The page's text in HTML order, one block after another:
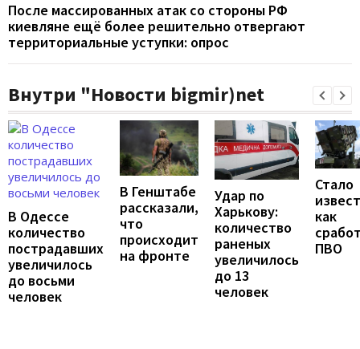
После массированных атак со стороны РФ
киевляне ещё более решительно отвергают
территориальные уступки: опрос
Внутри "Новости bigmir)net
В Одессе
количество
пострадавших
увеличилось
до восьми
человек
В Генштабе
рассказали,
что
происходит
на фронте
Удар по
Харькову:
количество
раненых
увеличилось
до 13
человек
Стало
как
ПВО